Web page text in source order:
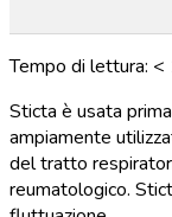
Tempo di lettura: <
Sticta è usata
ampiamente
deltratto
reumatologico.